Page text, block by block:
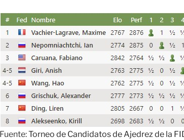
Fuente:Torneo de Candidatos de Ajedrez de la